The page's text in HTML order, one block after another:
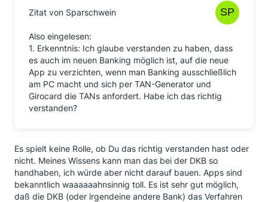
Zitat von Sparschwein
Also eingelesen:
1. Erkenntnis: Ich glaube verstanden zu haben, dass
es auch im neuen Banking möglich ist, auf die neue
App zu verzichten, wenn man Banking ausschließlich
am PC macht und sich per TAN-Generator und
Girocard die TANs anfordert. Habe ich das richtig
verstanden?
Es spielt keine Rolle, ob Du das richtig verstanden hast oder
nicht. Meines Wissens kann man das bei der DKB so
handhaben, ich würde aber nicht darauf bauen. Apps sind
bekanntlich waaaaaahnsinnig toll. Es ist sehr gut möglich,
daß die DKB (oder irgendeine andere Bank) das Verfahren